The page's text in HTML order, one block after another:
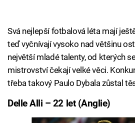
Svá nejlepší fotbalová léta mají
teď vyčnívají vysoko nad většinu
největší mladé talenty, od kterých
mistrovství čekají velké věci.
třeba takový Paulo Dybala zůstal
Delle Alli – 22 let (Anglie)